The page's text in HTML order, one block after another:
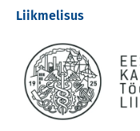
Liikmelisus